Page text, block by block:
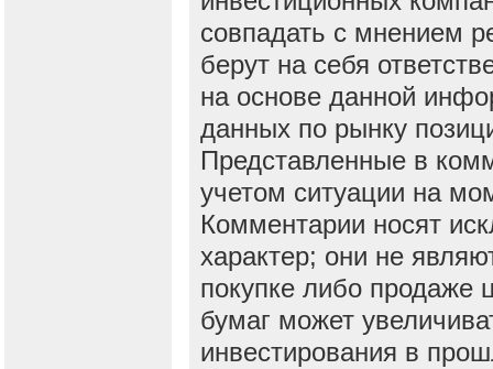
совпадать с мнением
берут на себя
на основе данной
данных по рынку
Представленные в
учетом ситуации на
Комментарии носят
характер; они не
покупке либо продаже
бумаг может
инвестирования в